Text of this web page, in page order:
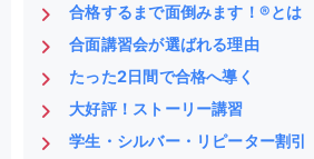
合格するまで面倒みます！®とは
合面講習会が選ばれる理由
たった2日間で合格へ導く
大好評！ストーリー講習
学生・シルバー・リピーター割引